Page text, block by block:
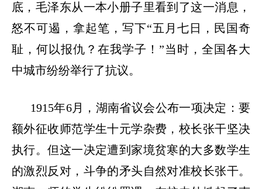
底，毛泽东从一本小册子里看到了这一消息，
怒不可遏，拿起笔，写下“五月七日，民国奇
耻，何以报仇？在我学子！”当时，全国各大
中城市纷纷举行了抗议。
1915年6月，湖南省议会公布一项决定：要
额外征收师范学生十元学杂费，校长张干坚决
执行。但这一决定遭到家境贫寒的大多数学生
的激烈反对，斗争的矛头自然对准校长张干。